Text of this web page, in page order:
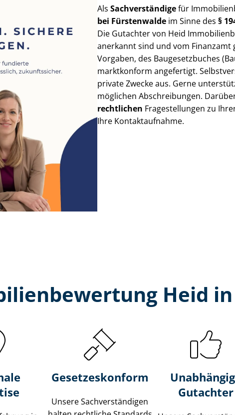
AlsSachverständigefür
bei Fürstenwalde im Sinne des§
Die Gutachter von Heid
anerkannt sind und vom Finanzamt
Vorgaben, des Baugesetzbuches
marktkonform angefertigt.
private Zwecke aus. Gerne
möglichen Abschreibungen.
rechtlichen Fragestellungen zu
Ihre Kontaktaufnahme.
Heid
Gesetzes­konform
Unsere Sach­ver­stän­di­gen
Gutachter